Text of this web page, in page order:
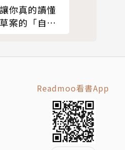
讓你真的讀懂
草案的「自經
Readmoo看書App